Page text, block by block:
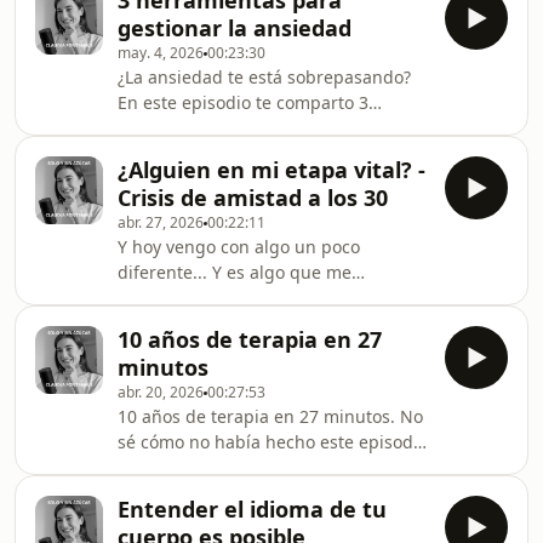
productividad y del precio emocional
de vivir siempre en modo “hacer”.
También comparto herramientas
prácticas para soltar la culpa, bajar el
ritmo y recordar que descansar no es
un premio por rendir, sino una
necesidad. ¡Espero que os sirva
mucho chicas! Este episodio cuenta
con la
gestionar la ansiedad
may. 4, 202600:23:30
¿La ansiedad te está sobrepasando?
En este episodio te comparto 3
más paz mental. 🤍✨ Taller de
Ansiedad:https://www.claudiafontanals.com/
taller-ansiedad/✨ Empieza terapia
con
nosotras:https://forms.gle/
semana amigas :)
¿Alguien en mi etapa vital? -
Crisis de amistad a los 30
abr. 27, 202600:22:11
Y hoy vengo con algo un poco
diferente... Y es algo que me
espero poder darnos la mano y
acompañarnos - y por qué no, crear
un grupo todas juntas jajaOs quiero!
10 años de terapia en 27
minutos
abr. 20, 202600:27:53
10 años de terapia en 27 minutos. No
sé cómo no había hecho este episodio
el paso - porque es el mejor que yo he
Entender el idioma de tu
cuerpo es posible